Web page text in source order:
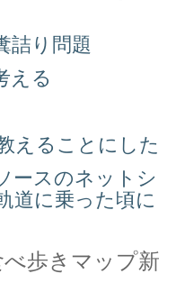
詰り問題
える
えることにした
ースのネットシ
道に乗った頃に
歩きマップ新